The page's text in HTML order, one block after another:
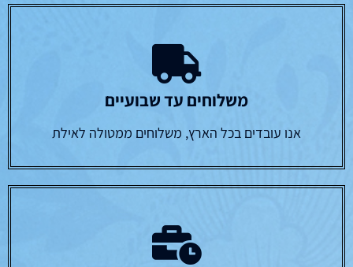
משלוחים עד שבועיים
אנו עובדים בכל הארץ, משלוחים ממטולה לאילת